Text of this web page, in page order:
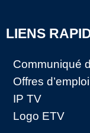
LIENS
Communiqué
Offres d’emploi
IP TV
Logo ETV